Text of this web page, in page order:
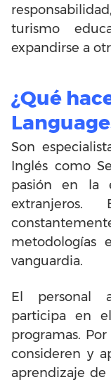
turismo
expandirse a
¿Qué
Son
Inglés como
pasión en la
extranjeros.
metodologías
vanguardia.
El personal
participa en
programas.
consideren y
aprendizaje